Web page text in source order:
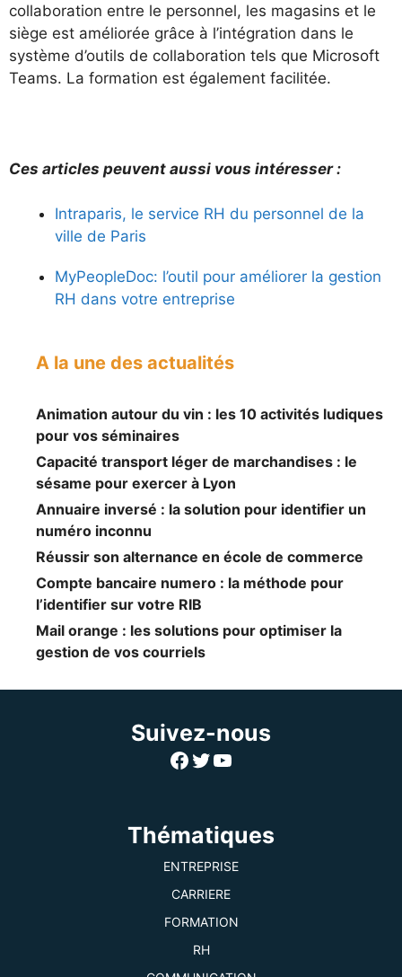
collaboration entre le personnel, les magasins et le
siège est améliorée grâce à l’intégration dans le
système d’outils de collaboration tels que Microsoft
Teams. La formation est également facilitée.
Ces articles peuvent aussi vous intéresser :
Intraparis, le service RH du personnel de la
ville de Paris
MyPeopleDoc: l’outil pour améliorer la gestion
RH dans votre entreprise
A la une des actualités
Animation autour du vin : les 10 activités ludiques
pour vos séminaires
Capacité transport léger de marchandises : le
sésame pour exercer à Lyon
Annuaire inversé : la solution pour identifier un
numéro inconnu
Réussir son alternance en école de commerce
Compte bancaire numero : la méthode pour
l’identifier sur votre RIB
Mail orange : les solutions pour optimiser la
gestion de vos courriels
Suivez-nous
Facebook
Twitter
YouTube
Thématiques
ENTREPRISE
CARRIERE
FORMATION
RH